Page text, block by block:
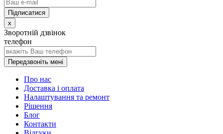
x
Зворотній дзвінок
телефон
Передзвоніть мені
Про нас
Доставка і оплата
Налаштування та ремонт
Рішення
Блог
Контакти